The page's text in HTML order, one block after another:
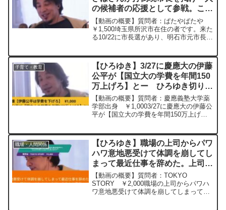
の候補者の応援として参戦。この
流れをどう見られますでしょう
か？ー ひろゆき切り抜き
20231014
【動画の概要】質問者：ぱたやぱたや
￥1,500埼玉県所沢市在住の者です。来た
る10/22に市長選があり、明石市元市長の
こから日本を変えるとの事ですが、ひろ
ゆきさんはこ...
子育て・教育
【ひろゆき】3/27に慶應大の伊藤
公平が【国立大の学費を年間150
万上げろ】とー ひろゆき切り抜
き 20240509
【動画の概要】質問者：慶應義塾大学薬
学部出身 ￥1,0003/27に慶應大の伊藤公
平が【国立大の学費を年間150万上げ
見ると,伊藤忠商事と丸紅の創業家5代目
で,幼稚...
職場・人間関係
【ひろゆき】職場の上司からパワ
ハワ意地悪受けて体調を崩してし
まって最近仕事を辞めた。上司の
上の者に相談したけど証拠がなく
ダメでした。どんなやり方をした
ら良かったと思いますか？ー
【動画の概要】質問者：TOKYO
STORY ￥2,000職場の上司からパワハ
ワ意地悪受けて体調を崩してしまって最